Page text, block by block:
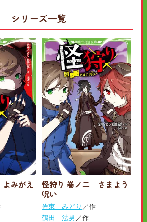
シリーズ一覧
みがえ
怪狩り 巻ノ二 さまよう
呪い
佐東 みどり ／作
鶴田 法男 ／作